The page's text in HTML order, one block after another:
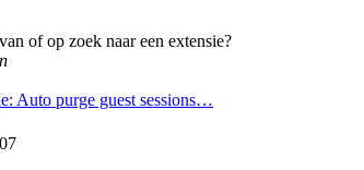
of op zoek naar een extensie?
Auto purge guest sessions…